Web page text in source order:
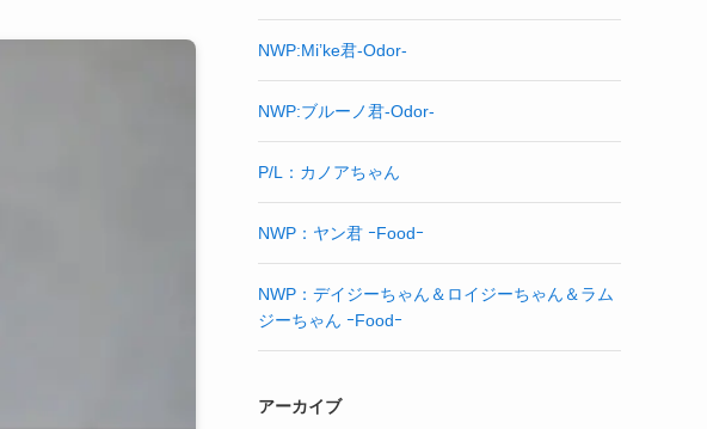
NWP:Mi’ke君-Odor-
NWP:ブルーノ君-Odor-
P/L：カノアちゃん
NWP：ヤン君 ｰFoodｰ
NWP：デイジーちゃん＆ロイジーちゃん＆ラム
ジーちゃん ｰFoodｰ
アーカイブ